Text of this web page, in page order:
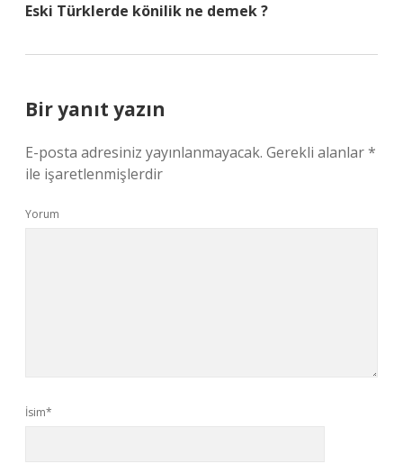
Eski Türklerde könilik ne demek ?
Bir yanıt yazın
E-posta adresiniz yayınlanmayacak. Gerekli alanlar*
ile işaretlenmişlerdir
Yorum
İsim*